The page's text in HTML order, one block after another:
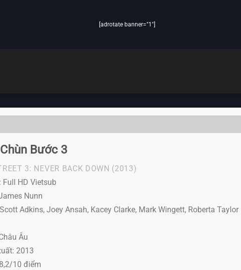
[adrotate banner="1"]
Bước 3
3: NEVER BACK DOWN (2013)
Full HD Vietsub
Nunn
Scott Adkins, Joey Ansah, Kacey Clarke, Mark Wingett, Roberta Taylor
Âu
2013
10 điểm